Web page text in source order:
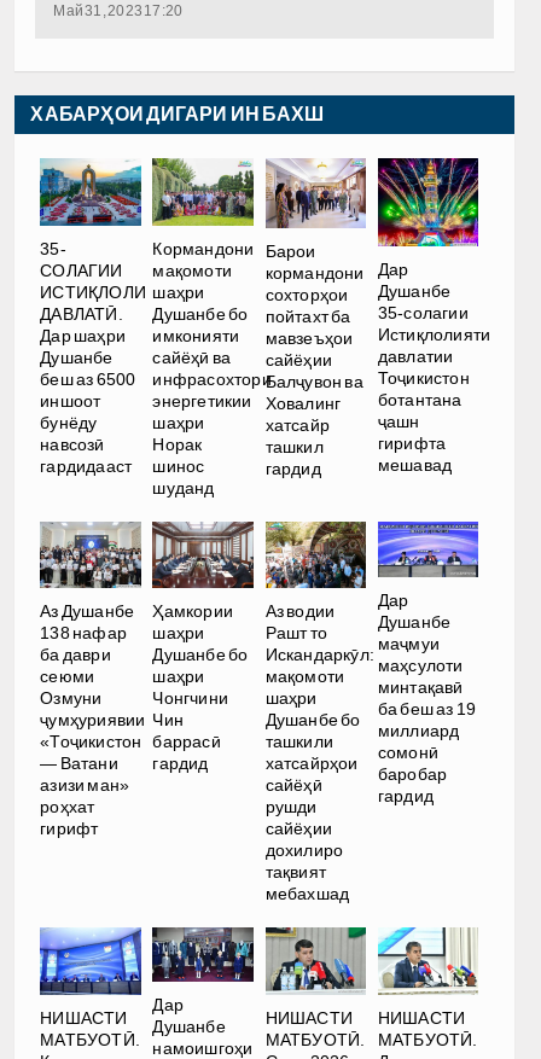
Май 31, 2023 17:20
ХАБАРҲОИ ДИГАРИ ИН БАХШ
35-
СОЛАГИИ
ИСТИҚЛОЛИ
ДАВЛАТӢ.
Дар шаҳри
Душанбе
беш аз 6500
иншоот
бунёду
навсозӣ
гардидааст
Кормандони
мақомоти
шаҳри
Душанбе бо
имконияти
сайёҳӣ ва
инфрасохтори
энергетикии
шаҳри
Норак
шинос
шуданд
Барои
кормандони
сохторҳои
пойтахт ба
мавзеъҳои
сайёҳии
Балҷувон ва
Ховалинг
хатсайр
ташкил
гардид
Дар
Душанбе
35-солагии
Истиқлолияти
давлатии
Тоҷикистон
ботантана
ҷашн
гирифта
мешавад
Аз Душанбе
138 нафар
ба даври
сеюми
Озмуни
ҷумҳуриявии
«Тоҷикистон
— Ватани
азизи ман»
роҳхат
гирифт
Ҳамкории
шаҳри
Душанбе бо
шаҳри
Чонгчини
Чин
баррасӣ
гардид
Аз водии
Рашт то
Искандаркӯл:
мақомоти
шаҳри
Душанбе бо
ташкили
хатсайрҳои
сайёҳӣ
рушди
сайёҳии
дохилиро
тақвият
мебахшад
Дар
Душанбе
маҷмуи
маҳсулоти
минтақавӣ
ба беш аз 19
миллиард
сомонӣ
баробар
гардид
НИШАСТИ
МАТБУОТӢ.
Дар
Душанбе
намоишгоҳи
НИШАСТИ
МАТБУОТӢ.
НИШАСТИ
МАТБУОТӢ.